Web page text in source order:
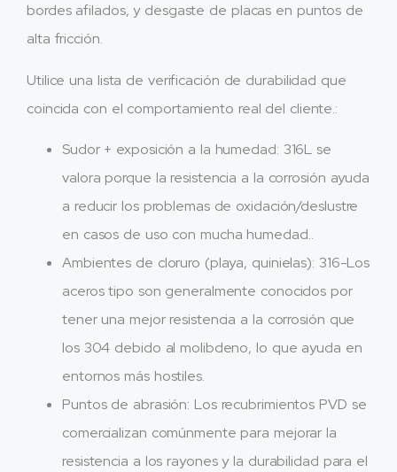
bordes afilados, y desgaste de placas en puntos de
alta fricción.
Utilice una lista de verificación de durabilidad que
coincida con el comportamiento real del cliente.:
Sudor + exposición a la humedad: 316L se
valora porque la resistencia a la corrosión ayuda
a reducir los problemas de oxidación/deslustre
en casos de uso con mucha humedad..
Ambientes de cloruro (playa, quinielas): 316-Los
aceros tipo son generalmente conocidos por
tener una mejor resistencia a la corrosión que
los 304 debido al molibdeno, lo que ayuda en
entornos más hostiles.
Puntos de abrasión: Los recubrimientos PVD se
comercializan comúnmente para mejorar la
resistencia a los rayones y la durabilidad para el